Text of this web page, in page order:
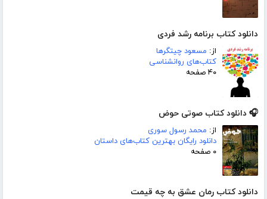
دانلود کتاب برنامه رشد فردی
از: مسعود چیتگرها
کتاب‌های روانشناسی
۴۰ صفحه
🎧 دانلود کتاب صوتی حوض
از: محمد رسول سوری
دانلود رایگان بهترین کتاب‌های داستان
۰ صفحه
دانلود کتاب رمان عشق به چه قیمت